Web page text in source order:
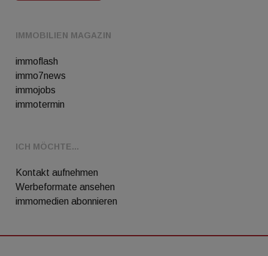
IMMOBILIEN MAGAZIN
immoflash
immo7news
immojobs
immotermin
ICH MÖCHTE...
Kontakt aufnehmen
Werbeformate ansehen
immomedien abonnieren